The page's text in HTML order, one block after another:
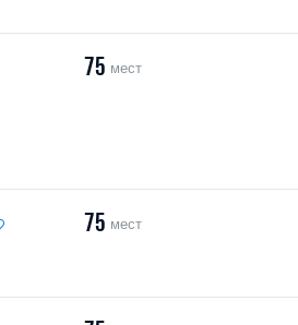
75 мест
75 мест